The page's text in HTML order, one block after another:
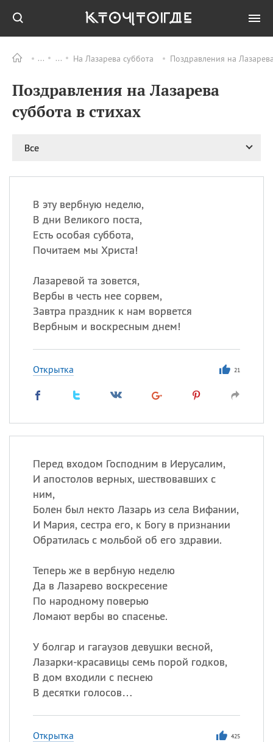
На Лазарева суббота Поздравления на
Поздравления на Лазарева
суббота в стихах
Все
В эту вербную неделю,
В дни Великого поста,
Есть особая суббота,
Почитаем мы Христа!
Лазаревой та зовется,
Вербы в честь нее сорвем,
Завтра праздник к нам ворвется
Вербным и воскресным днем!
Открытка 21
Перед входом Господним в Иерусалим,
И апостолов верных, шествовавших с
ним,
Болен был некто Лазарь из села Вифании,
И Мария, сестра его, к Богу в признании
Обратилась с мольбой об его здравии.
Теперь же в вербную неделю
Да в Лазарево воскресение
По народному поверью
Ломают вербы во спасенье.
У болгар и гагаузов девушки весной,
Лазарки-красавицы семь порой годков,
В дом входили с песнею
В десятки голосов…
Открытка 425
ПРАЗДНИКИ Все
08.08
День «Счастье
случается» (Happiness
великомученика
09.08
ИМЕНА
Сегодня празднуют именины
Посмотреть значениеи
происхождение